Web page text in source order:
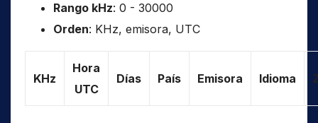
Rango kHz: 0 - 30000
Orden: KHz, emisora, UTC
KHz
Hora
UTC
Días País Emisora Idioma